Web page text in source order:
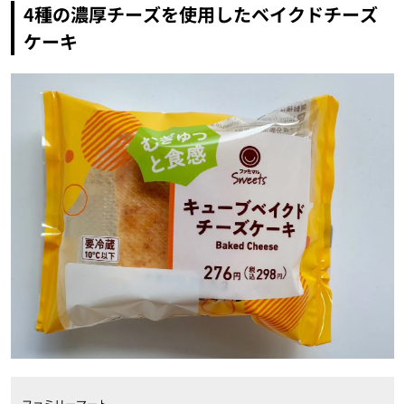
4種の濃厚チーズを使用したベイクドチーズ
ケーキ